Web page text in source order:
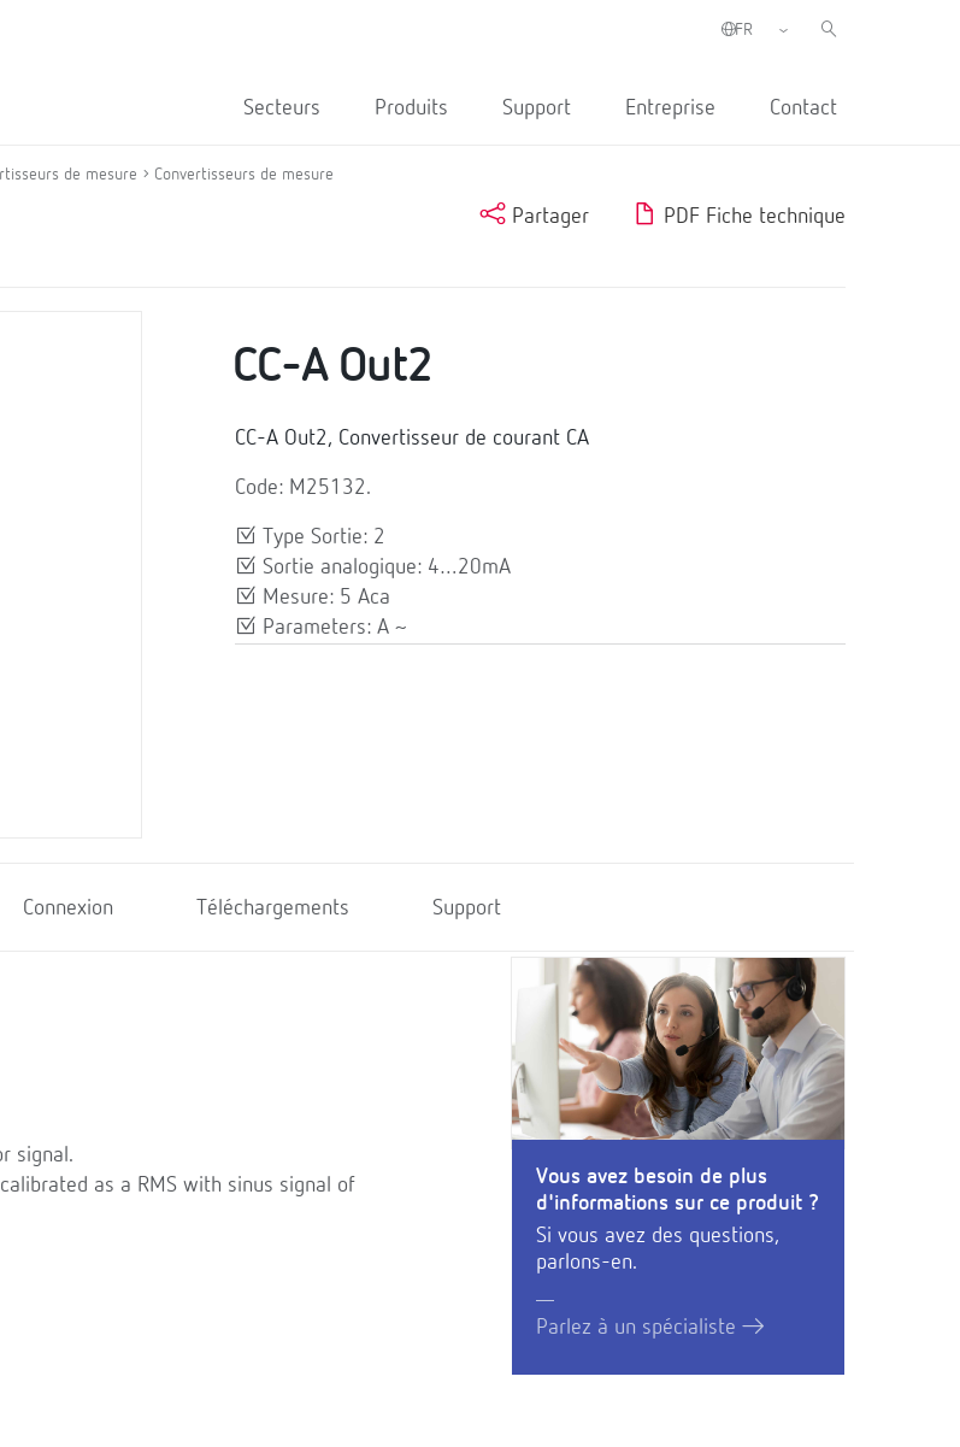
Secteurs Produits Support Entreprise Contact
de mesure Convertisseurs de mesure
Partager PDF Fiche technique
CC-A Out2
CC-A Out2, Convertisseur de courant CA
Code: M25132.
Type Sortie: 2
Sortie analogique: 4…20mA
Mesure: 5 Aca
Parameters: A ~
Connexion Téléchargements Support
signal.
as a RMS with sinus signal of
Vous avez besoin de plus
d'informations sur ce produit ?
Si vous avez des questions,
parlons-en.
Parlez à un spécialiste